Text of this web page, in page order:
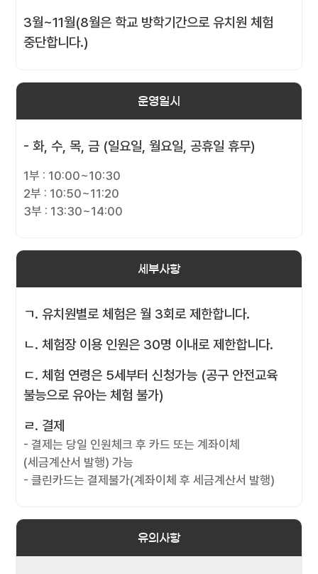
3월~11월(8월은 학교 방학기간으로 유치원 체험
중단합니다.)
운영일시
- 화, 수, 목, 금 (일요일, 월요일, 공휴일 휴무)
1부 : 10:00~10:30
2부 : 10:50~11:20
3부 : 13:30~14:00
세부사항
ㄱ. 유치원별로 체험은 월 3회로 제한합니다.
ㄴ. 체험장 이용 인원은 30명 이내로 제한합니다.
ㄷ. 체험 연령은 5세부터 신청가능 (공구 안전교육
불능으로 유아는 체험 불가)
ㄹ. 결제
- 결제는 당일 인원체크 후 카드 또는 계좌이체
(세금계산서 발행) 가능
- 클린카드는 결제불가(계좌이체 후 세금계산서 발행)
유의사항